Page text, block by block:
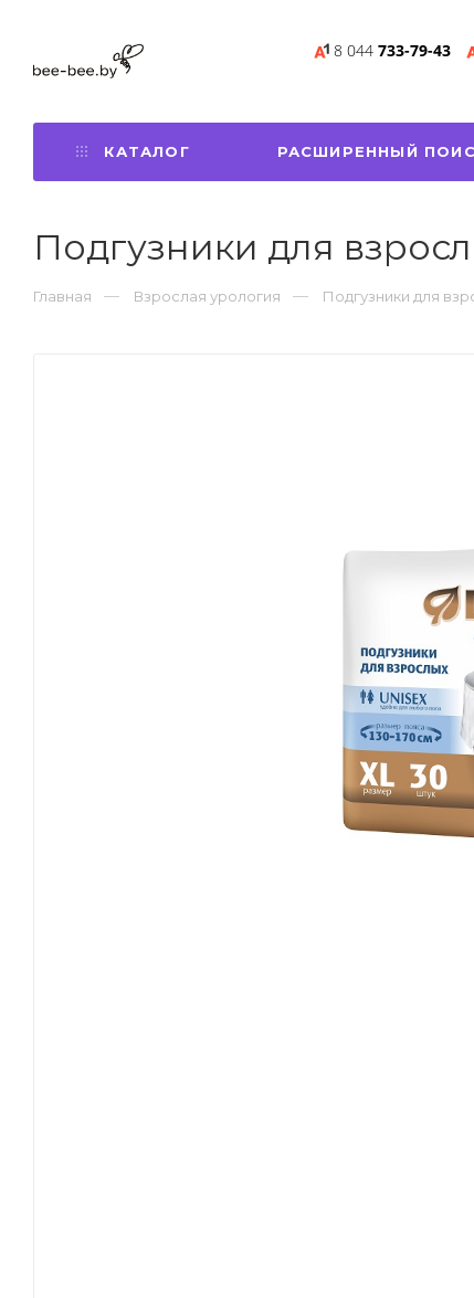
8 044 733-79-43
КАТАЛОГ РАСШИРЕННЫЙ
Подгузники для
Главная Взрослая урология Подгузники для